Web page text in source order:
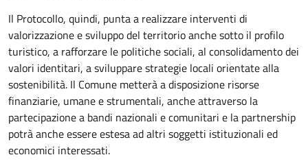
Il Protocollo, quindi, punta a realizzare interventi di
valorizzazione e sviluppo del territorio anche sotto il profilo
turistico, a rafforzare le politiche sociali, al consolidamento dei
valori identitari, a sviluppare strategie locali orientate alla
sostenibilità. Il Comune metterà a disposizione risorse
finanziarie, umane e strumentali, anche attraverso la
partecipazione a bandi nazionali e comunitari e la partnership
potrà anche essere estesa ad altri soggetti istituzionali ed
economici interessati.